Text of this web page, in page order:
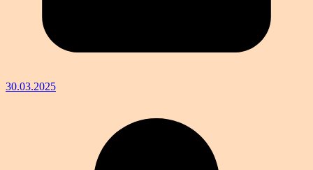
30.03.2025